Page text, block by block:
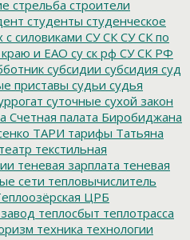
стрельба строители
студенты студенческое
с силовиками СУ СК СУ СК по
краю и ЕАО су ск рф СУ СК РФ
субсидии субсидия суд
приставы судьи судья
суточные сухой закон
Счетная палата Биробиджана
ТАРИ тарифы Татьяна
театр текстильная
теневая зарплата теневая
сети тепловычислитель
ЦРБ
теплосбыт теплотрасса
техника технологии